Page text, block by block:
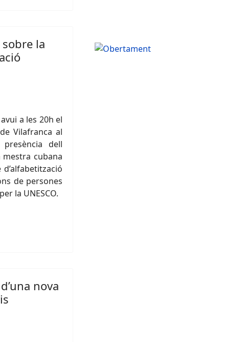
la
a les 20h el
Vilafranca al
dell
mestra cubana
de persones
la UNESCO.
nova